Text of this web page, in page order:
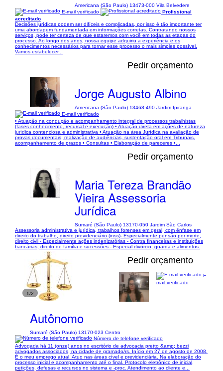
Americana (São Paulo) 13473-000 Vila Belvedere
E-mail verificado
Profissional
acreditado
Decisões jurídicas podem ser difíceis e complicadas, por isso é tão importante ter
uma abordagem fundamentada em informações corretas. Contratando nossos
serviços, pode ter certeza de que estaremos com você em todas as etapas do
processo. Ao longo dos anos, nossa equipe adquiriu a experiência e os
conhecimentos necessários para tornar esse processo o mais simples possível.
Vamos estabelecer...
Pedir orçamento
Jorge Augusto Albino
Americana (São Paulo) 13468-490 Jardim Ipiranga
E-mail verificado
• Atuação na condução e acompanhamento integral de processos trabalhistas
(fases conhecimento, recursal e execução) • Atuação direta em ações de natureza
jurídica contenciosa e administrativa • Atuação na área Jurídica na avaliação de
provas documentais, realização de audiências, sustentação oral em Tribunais,
acompanhamento de prazos • Consultas • Elaboração de pareceres •...
Pedir orçamento
Maria Tereza Brandão
Vieira Assessoria
Jurídica
Sumaré (São Paulo) 13170-050 Jardim São Carlos
Assessoria administrativa e jurídica, trabalhos forenses em geral, com ênfase em
direito do trabalho, direito previdenciário (inss)- Especialmente pensão por morte,
direito civil - Especialmente ações indenizatórias - Contra financeiras e instituições
bancárias, direito de família e sucessões - Especial divórcio, guarda e alimentos.
1/2
Pedir orçamento
Autônomo
Sumaré (São Paulo) 13170-023 Centro
E-
mail verificado
Número de telefone verificado
Advogada há 11 (onze) anos no escritório de advocacia pretto &amp; bezzi
advogados associados, na cidade de gramado/rs. Início em 27 de agosto de 2008.
É o meu emprego atual. Atuo nas áreas cível e previdenciária. Na elaboração do
processo inicial e acompanhamento até o final. Protocolo eletrônico de inicial,
petições, defesas e recursos no sistema e -proc. Atendimento ao cliente e...